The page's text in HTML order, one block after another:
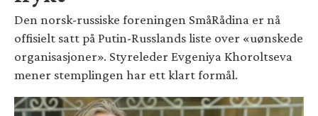
Den norsk-russiske foreningen SmåRådina er nå
offisielt satt på Putin-Russlands liste over «uønskede
organisasjoner». Styreleder Evgeniya Khoroltseva
mener stemplingen har ett klart formål.